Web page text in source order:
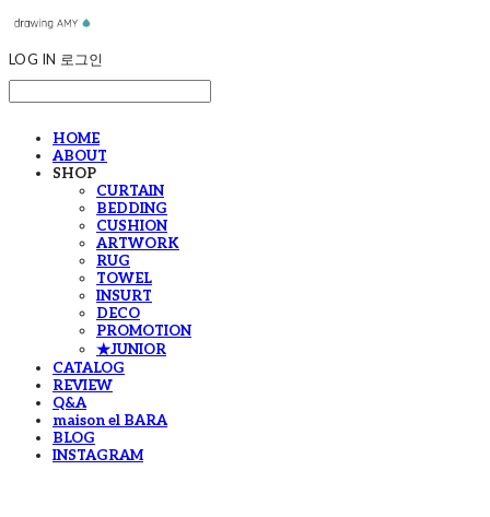
LOG IN 로그인
HOME
ABOUT
SHOP
CURTAIN
BEDDING
CUSHION
ARTWORK
RUG
TOWEL
INSURT
DECO
PROMOTION
★JUNIOR
CATALOG
REVIEW
Q&A
maison el BARA
BLOG
INSTAGRAM